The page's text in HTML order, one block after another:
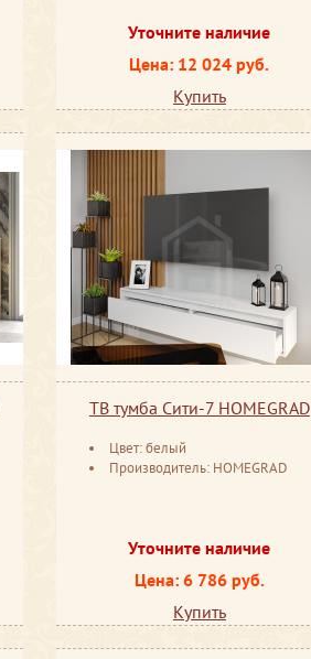
Уточните наличие
Цена: 12 024 руб.
Купить
ТВ тумба Сити-7 HOMEGRAD
Цвет: белый
Производитель: HOMEGRAD
Уточните наличие
Цена: 6 786 руб.
Купить